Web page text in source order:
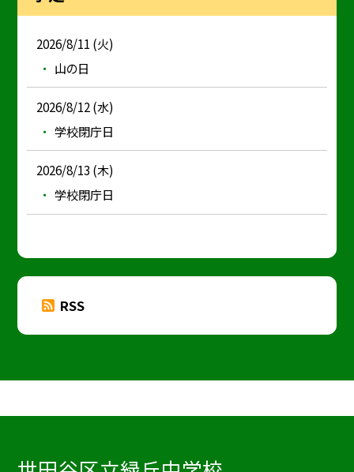
2026/8/11 (火)
山の日
2026/8/12 (水)
学校閉庁日
2026/8/13 (木)
学校閉庁日
RSS